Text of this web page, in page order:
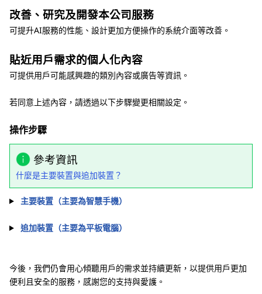
改善、研究及開發本公司服務
可提升AI服務的性能、設計更加方便操作的系統介面等改善。
貼近用戶需求的個人化內容
可提供用戶可能感興趣的類別內容或廣告等資訊。
若同意上述內容，請透過以下步驟變更相關設定。
操作步驟
參考資訊
什麼是主要裝置與追加裝置？
主要裝置（主要為智慧手機）
追加裝置（主要為平板電腦）
今後，我們仍會用心傾聽用戶的需求並持續更新，以提供用戶更加
便利且安全的服務，感謝您的支持與愛護。